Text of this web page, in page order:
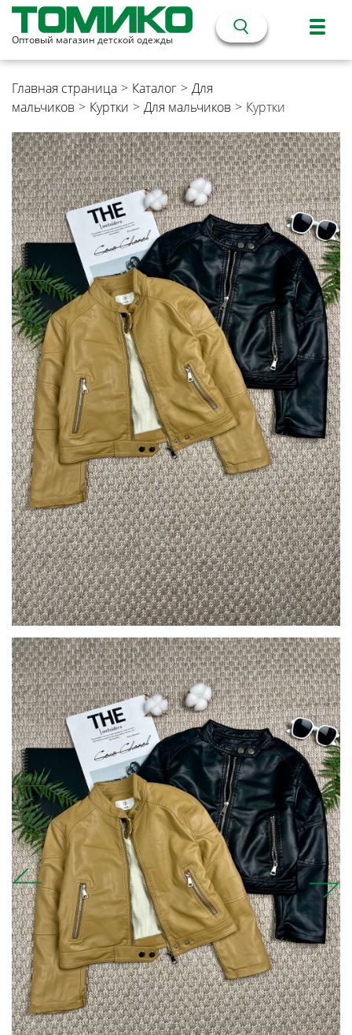
Оптовый магазин детской одежды
Главная страница > Каталог > Для
мальчиков > Куртки > Для мальчиков > Куртки